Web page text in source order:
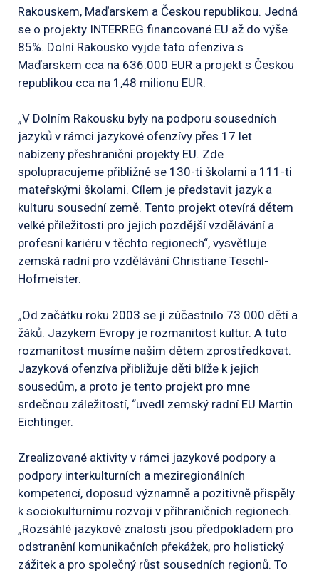
Rakouskem, Maďarskem a Českou republikou. Jedná
se o projekty INTERREG financované EU až do výše
85%. Dolní Rakousko vyjde tato ofenzíva s
Maďarskem cca na 636.000 EUR a projekt s Českou
republikou cca na 1,48 milionu EUR.
„V Dolním Rakousku byly na podporu sousedních
jazyků v rámci jazykové ofenzívy přes 17 let
nabízeny přeshraniční projekty EU. Zde
spolupracujeme přibližně se 130-ti školami a 111-ti
mateřskými školami. Cílem je představit jazyk a
kulturu sousední země. Tento projekt otevírá dětem
velké příležitosti pro jejich pozdější vzdělávání a
profesní kariéru v těchto regionech“, vysvětluje
zemská radní pro vzdělávání Christiane Teschl-
Hofmeister.
„Od začátku roku 2003 se jí zúčastnilo 73 000 dětí a
žáků. Jazykem Evropy je rozmanitost kultur. A tuto
rozmanitost musíme našim dětem zprostředkovat.
Jazyková ofenzíva přibližuje děti blíže k jejich
sousedům, a proto je tento projekt pro mne
srdečnou záležitostí, “uvedl zemský radní EU Martin
Eichtinger.
Zrealizované aktivity v rámci jazykové podpory a
podpory interkulturních a meziregionálních
kompetencí, doposud významně a pozitivně přispěly
k sociokulturnímu rozvoji v příhraničních regionech.
„Rozsáhlé jazykové znalosti jsou předpokladem pro
odstranění komunikačních překážek, pro holistický
zážitek a pro společný růst sousedních regionů. To